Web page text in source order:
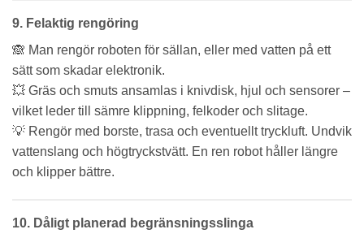
9. Felaktig rengöring
🙈 Man rengör roboten för sällan, eller med vatten på ett
sätt som skadar elektronik.
💥 Gräs och smuts ansamlas i knivdisk, hjul och sensorer –
vilket leder till sämre klippning, felkoder och slitage.
💡 Rengör med borste, trasa och eventuellt tryckluft. Undvik
vattenslang och högtryckstvätt. En ren robot håller längre
och klipper bättre.
10. Dåligt planerad begränsningsslinga